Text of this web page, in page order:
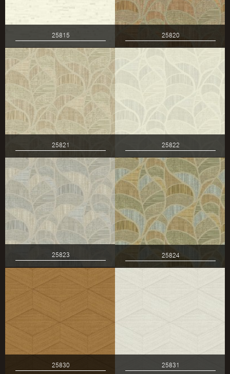
25815 25820
25821 25822
25823 25824
25830 25831